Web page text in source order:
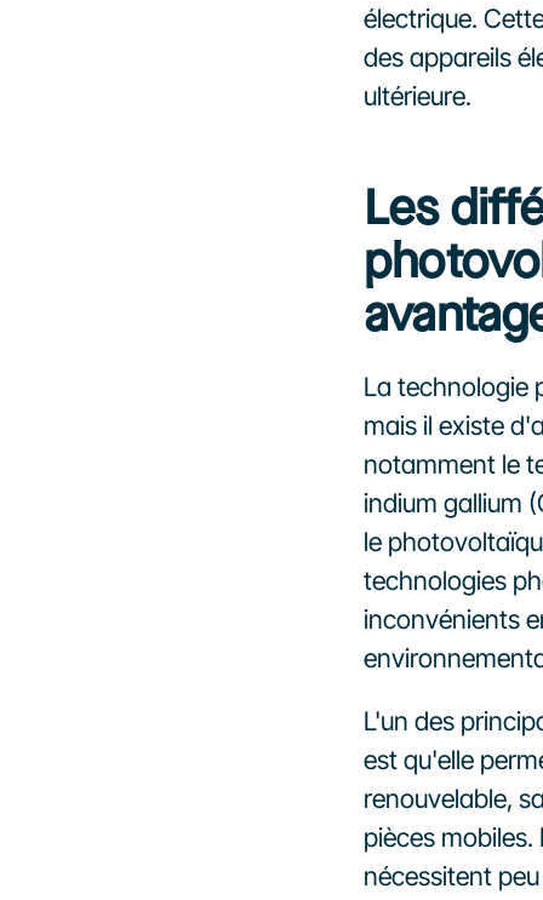
électrique.
des appareils
ultérieure.
Les
La technologie
mais il existe
notamment le
indium gallium
le
technologies
inconvénients
L'un des
est qu'elle
renouvelable,
pièces mobiles.
nécessitent